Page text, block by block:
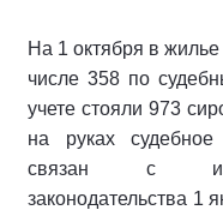
На 1 октября в
числе 358 по
учете стояли 973
на руках
связан с
законодательства 1